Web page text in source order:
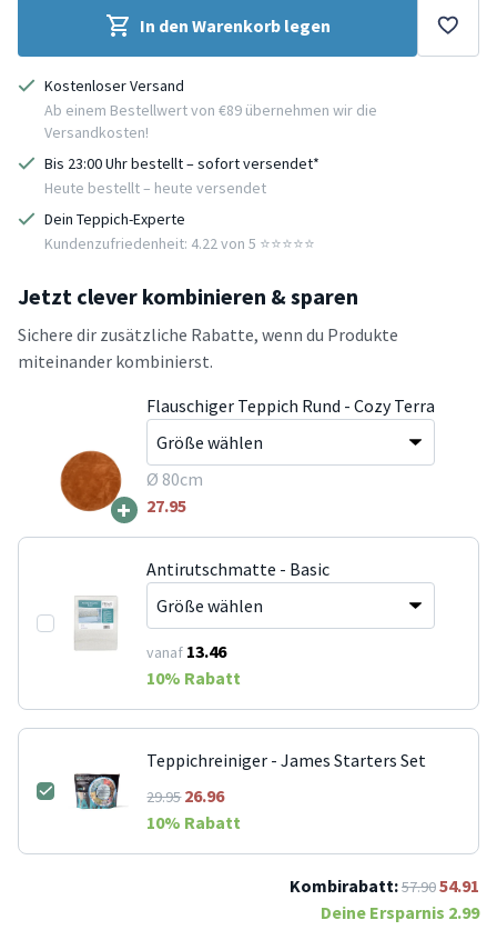
In den Warenkorb legen
Kostenloser Versand
Ab einem Bestellwert von €89 übernehmen wir die
Versandkosten!
Bis 23:00 Uhr bestellt – sofort versendet*
Heute bestellt – heute versendet
Dein Teppich-Experte
Kundenzufriedenheit: 4.22 von 5 ⭐️⭐️⭐️⭐️⭐️
Jetzt clever kombinieren & sparen
Sichere dir zusätzliche Rabatte, wenn du Produkte
miteinander kombinierst.
+
Flauschiger Teppich Rund - Cozy Terra
Ø 80cm
27.95
Antirutschmatte - Basic
vanaf 13.46
10% Rabatt
Teppichreiniger - James Starters Set
29.9526.96
10% Rabatt
Kombirabatt:57.9054.91
Deine Ersparnis 2.99